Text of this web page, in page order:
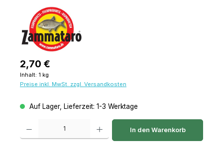
Regulärer Preis:
2,70 €
Inhalt: 1 kg
Preise inkl. MwSt. zzgl. Versandkosten
Auf Lager, Lieferzeit: 1-3 Werktage
Produkt Anzahl: Gib den gewünschten Wert ein oder benutze die
In den Warenkorb